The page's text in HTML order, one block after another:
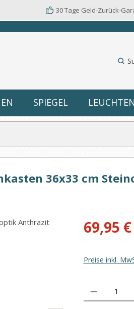
30 Tage Geld-Zurück-
SPIEGEL LEUCHTEN
36x33 cm
Verkaufspreis:
69,95 €
Preise inkl.
Produkt